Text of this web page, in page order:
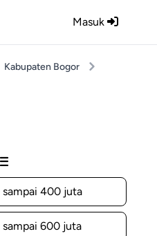
Masuk
Kabupaten Bogor
sampai 400 juta
sampai 600 juta